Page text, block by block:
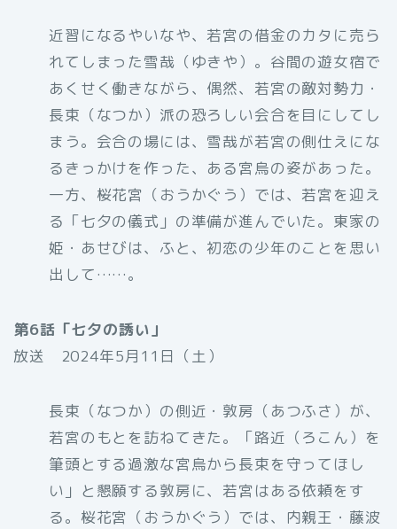
近習になるやいなや、若宮の借金のカタに売ら
れてしまった雪哉（ゆきや）。谷間の遊女宿で
あくせく働きながら、偶然、若宮の敵対勢力・
長束（なつか）派の恐ろしい会合を目にしてし
まう。会合の場には、雪哉が若宮の側仕えにな
るきっかけを作った、ある宮烏の姿があった。
一方、桜花宮（おうかぐう）では、若宮を迎え
る「七夕の儀式」の準備が進んでいた。東家の
姫・あせびは、ふと、初恋の少年のことを思い
出して……。
第6話「七夕の誘い」
放送 2024年5月11日（土）
長束（なつか）の側近・敦房（あつふさ）が、
若宮のもとを訪ねてきた。「路近（ろこん）を
筆頭とする過激な宮烏から長束を守ってほし
い」と懇願する敦房に、若宮はある依頼をす
る。桜花宮（おうかぐう）では、内親王・藤波